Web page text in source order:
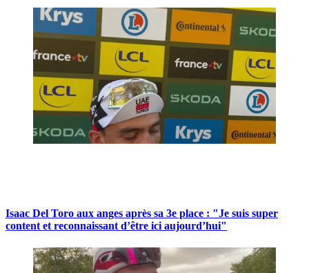
Isaac Del Toro aux anges après sa 3e place : "Je suis super
content et reconnaissant d’être ici aujourd’hui"